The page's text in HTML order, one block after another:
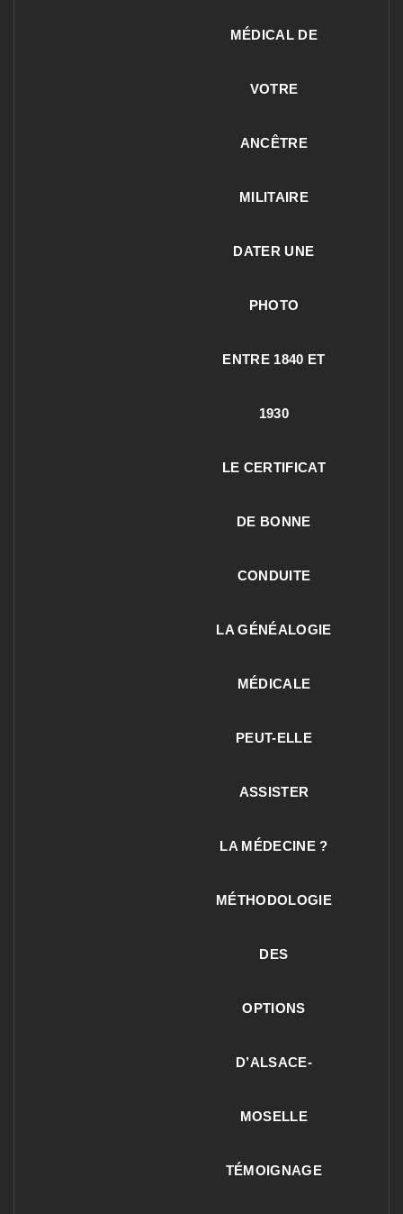
MÉDICAL DE
VOTRE
ANCÊTRE
MILITAIRE
DATER UNE
PHOTO
ENTRE 1840 ET
1930
LE CERTIFICAT
DE BONNE
CONDUITE
LA GÉNÉALOGIE
MÉDICALE
PEUT-ELLE
ASSISTER
LA MÉDECINE ?
MÉTHODOLOGIE
DES
OPTIONS
D’ALSACE-
MOSELLE
TÉMOIGNAGE